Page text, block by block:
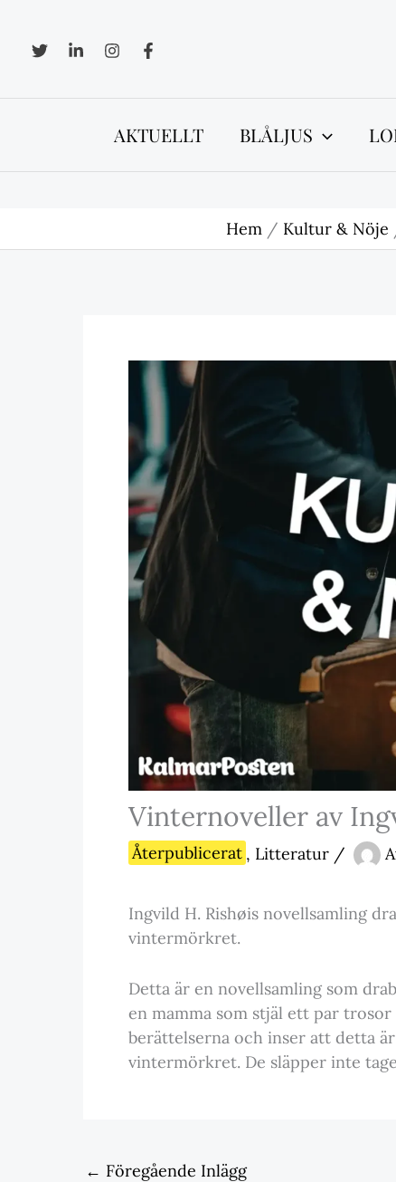
innehåll
AKTUELLT BLÅLJUS
Hem Kultur & Nöje
Vinternoveller av
Återpublicerat , Litteratur /
Ingvild H. Rishøis novellsamling
vintermörkret.
Detta är en novellsamling som
en mamma som stjäl ett par
berättelserna och inser att detta
vintermörkret. De släpper inte
← Föregående Inlägg